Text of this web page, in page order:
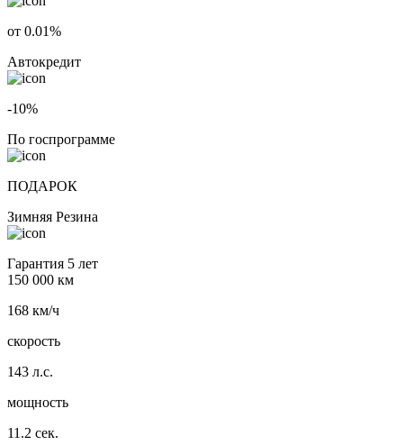
от 0.01%
Автокредит
-10%
По госпрограмме
ПОДАРОК
Зимняя Резина
Гарантия 5 лет
150 000 км
168 км/ч
скорость
143 л.с.
мощность
11.2 сек.